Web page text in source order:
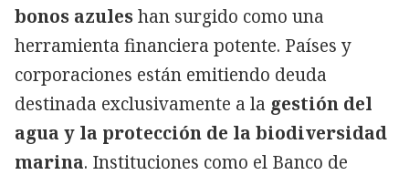
bonos azuleshan surgido como una
herramienta financiera potente. Países y
corporaciones están emitiendo deuda
destinada exclusivamente a la gestión del
agua y la protección de la biodiversidad
marina. Instituciones como el Banco de